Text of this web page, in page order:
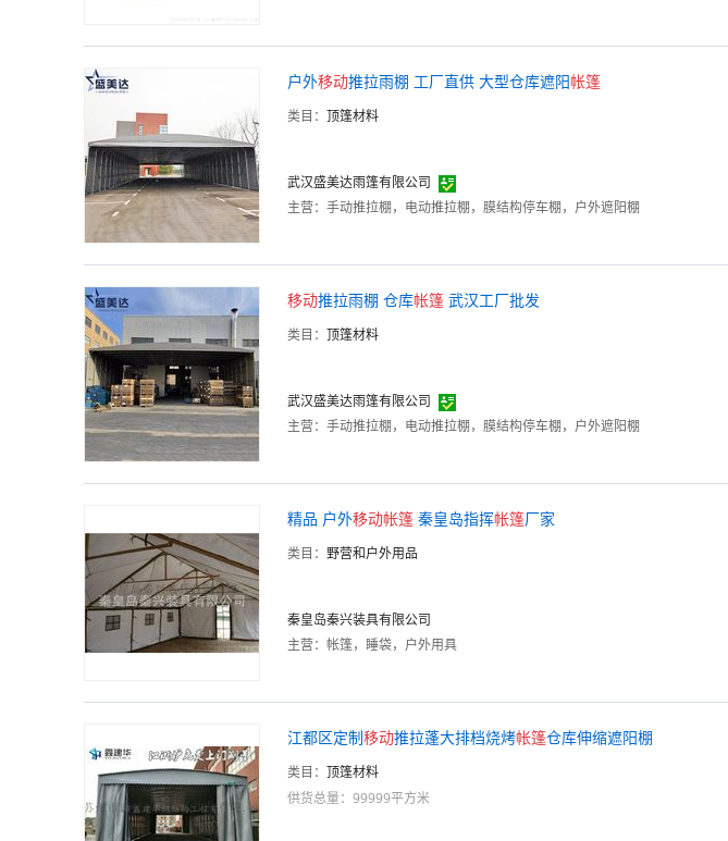
户外移动推拉雨棚 工厂直供 大型仓库遮阳帐篷
类目： 顶篷材料
武汉盛美达雨篷有限公司
主营： 手动推拉棚，电动推拉棚，膜结构停车棚，户外遮阳棚
移动推拉雨棚 仓库帐篷 武汉工厂批发
类目： 顶篷材料
武汉盛美达雨篷有限公司
主营： 手动推拉棚，电动推拉棚，膜结构停车棚，户外遮阳棚
精品 户外移动帐篷 秦皇岛指挥帐篷厂家
类目： 野营和户外用品
秦皇岛秦兴装具有限公司
主营： 帐篷，睡袋，户外用具
江都区定制移动推拉蓬大排档烧烤帐篷仓库伸缩遮阳棚
类目： 顶篷材料
供货总量：99999平方米